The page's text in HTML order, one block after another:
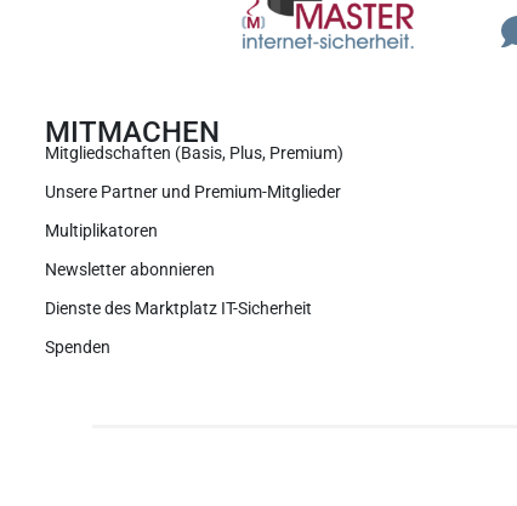
MITMACHEN
Mitgliedschaften (Basis, Plus, Premium)
Unsere Partner und Premium-Mitglieder
Multiplikatoren
Newsletter abonnieren
Dienste des Marktplatz IT-Sicherheit
Spenden